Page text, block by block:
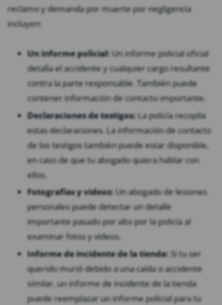
reclamo y demanda por muerte por negligencia
incluyen:
Un informe policial: Un informe policial oficial
detalla el accidente y cualquier cargo resultante
contra la parte responsable. También puede
contener información de contacto importante.
Declaraciones de testigos: La policía recopila
estas declaraciones. La información de contacto
de los testigos también puede estar disponible,
en caso de que tu abogado quiera hablar con
ellos.
Fotografías y videos: Un abogado de lesiones
personales puede detectar un detalle
importante pasado por alto por la policía al
examinar fotos y videos.
Informe de incidente de la tienda: Si tu ser
querido murió debido a una caída o accidente
similar, un informe de incidente de la tienda
puede reemplazar un informe policial para tu